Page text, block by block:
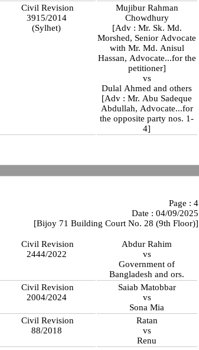
Civil Revision
3915/2014
(Sylhet)
Mujibur Rahman
Chowdhury
[Adv : Mr. Sk. Md.
Morshed, Senior Advocate
with Mr. Md. Anisul
Hassan, Advocate...for the
petitioner]
vs
Dulal Ahmed and others
[Adv : Mr. Abu Sadeque
Abdullah, Advocate...for
the opposite party nos. 1-
4]
Page : 4
Date : 04/09/2025
[Bijoy 71 Building Court No. 28 (9th Floor)]
Civil Revision
2444/2022
Abdur Rahim
vs
Government of
Bangladesh and ors.
Civil Revision
2004/2024
Saiab Matobbar
vs
Sona Mia
Civil Revision
88/2018
Ratan
vs
Renu